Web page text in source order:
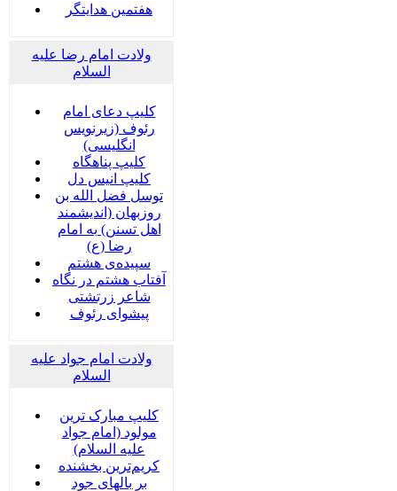
هفتمین هدایتگر
ولادت امام رضا علیه
السلام
کلیپ دعای امام
رئوف (زیرنویس
انگلیسی)
کلیپ پناهگاه
کلیپ انیس دل
توسل فضل الله بن
روزبهان (اندیشمند
اهل تسنن) به امام
رضا (ع)
سپیده‌ی هشتم
آفتاب هشتم در نگاه
شاعر زرتشتی
پیشوای رئوف
ولادت امام جواد علیه
السلام
کلیپ مبارک ترین
مولود (امام جواد
علیه السلام)
کریم‌ترین بخشنده
بر بالهای جود